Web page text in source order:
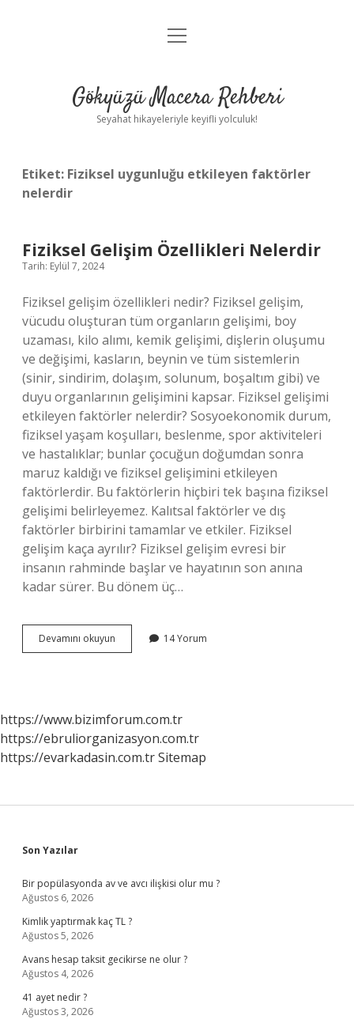
Anasayfa
Yasal Uyarı
menüyü
Gökyüzü Macera Rehberi
Seyahat hikayeleriyle keyifli yolculuk!
Etiket: Fiziksel uygunluğu etkileyen faktörler
nelerdir
Fiziksel Gelişim Özellikleri Nelerdir
Tarih: Eylül 7, 2024
Fiziksel gelişim özellikleri nedir? Fiziksel gelişim,
vücudu oluşturan tüm organların gelişimi, boy
uzaması, kilo alımı, kemik gelişimi, dişlerin oluşumu
ve değişimi, kasların, beynin ve tüm sistemlerin
(sinir, sindirim, dolaşım, solunum, boşaltım gibi) ve
duyu organlarının gelişimini kapsar. Fiziksel gelişimi
etkileyen faktörler nelerdir? Sosyoekonomik durum,
fiziksel yaşam koşulları, beslenme, spor aktiviteleri
ve hastalıklar; bunlar çocuğun doğumdan sonra
maruz kaldığı ve fiziksel gelişimini etkileyen
faktörlerdir. Bu faktörlerin hiçbiri tek başına fiziksel
gelişimi belirleyemez. Kalıtsal faktörler ve dış
faktörler birbirini tamamlar ve etkiler. Fiziksel
gelişim kaça ayrılır? Fiziksel gelişim evresi bir
insanın rahminde başlar ve hayatının son anına
kadar sürer. Bu dönem üç…
Devamını okuyun
Gelişim
14 Yorum
https://www.bizimforum.com.tr
https://ebruliorganizasyon.com.tr
https://evarkadasin.com.trSitemap
Sidebar
Son Yazılar
Bir popülasyonda av ve avcı ilişkisi olur mu ?
Ağustos 6, 2026
Kimlik yaptırmak kaç TL ?
Ağustos 5, 2026
Avans hesap taksit gecikirse ne olur ?
Ağustos 4, 2026
41 ayet nedir ?
Ağustos 3, 2026